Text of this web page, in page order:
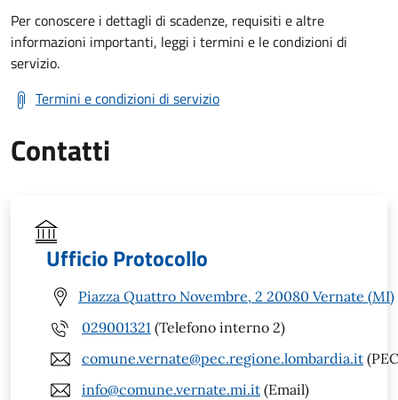
Per conoscere i dettagli di scadenze, requisiti e altre
informazioni importanti, leggi i termini e le condizioni di
servizio.
Termini e condizioni di servizio
Contatti
Ufficio Protocollo
Piazza Quattro Novembre, 2 20080 Vernate (MI)
029001321 (Telefono interno 2)
comune.vernate@pec.regione.lombardia.it
info@comune.vernate.mi.it (Email)